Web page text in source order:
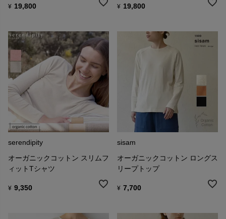
¥ 19,800 ¥ 19,800
serendipity
オーガニックコットン スリムフ
ィットTシャツ
¥ 9,350
sisam
オーガニックコットン ロングス
リープトップ
¥ 7,700